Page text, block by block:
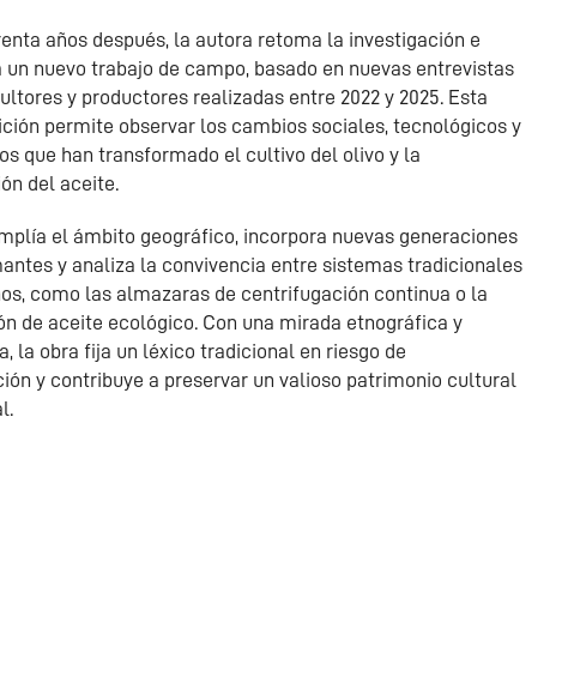
años después, la autora retoma la investigación e
un nuevo trabajo de campo, basado en nuevas entrevistas
y productores realizadas entre 2022 y 2025. Esta
permite observar los cambios sociales, tecnológicos y
que han transformado el cultivo del olivo y la
del aceite.
el ámbito geográfico, incorpora nuevas generaciones
y analiza la convivencia entre sistemas tradicionales
como las almazaras de centrifugación continua o la
de aceite ecológico. Con una mirada etnográfica y
la obra fija un léxico tradicional en riesgo de
y contribuye a preservar un valioso patrimonio cultural